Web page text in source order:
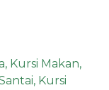
, Kursi Makan,
, Kursi